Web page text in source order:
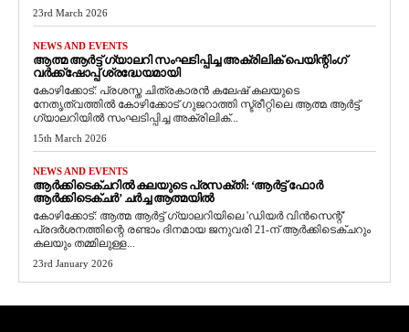
23rd March 2026
NEWS AND EVENTS
ആത്മ ആർട്ട് ഗ്യാലറി സംഘടിപ്പിച്ച അക്രിലിക് പെയിന്റിംഗ്
വർക്ക്‌ഷോപ്പ് ശ്രദ്ധേയമായി
കോഴിക്കോട്: പ്രശസ്ത ചിത്രകാരൻ കലേഷ് കലയുടെ
നേതൃത്വത്തിൽ കോഴിക്കോട് ഗുജറാത്തി സ്ട്രീറ്റിലെ ആത്മ ആർട്ട്
ഗ്യാലറിയിൽ സംഘടിപ്പിച്ച അക്രിലിക്...
15th March 2026
NEWS AND EVENTS
ആർക്കിടെക്ചറിൽ കലയുടെ പ്രസക്തി: ‘ആർട്ട് ഫോർ
ആർക്കിടെക്ചർ’ ചർച്ച ആത്മയിൽ
​കോഴിക്കോട്: ആത്മ ആർട്ട് ഗ്യാലറിയിലെ 'ഡിയർ വിൻസെന്റ്'
പ്രദർശനത്തിന്റെ രണ്ടാം ദിനമായ ജനുവരി 21-ന് ആർക്കിടെക്ചറും
കലയും തമ്മിലുള്ള...
23rd January 2026